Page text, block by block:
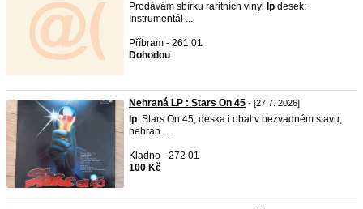
Prodávám sbírku raritních vinyl lp desek:
Instrumentál ...
Příbram - 261 01
Dohodou
Nehraná LP : Stars On 45 - [27.7. 2026]
lp: Stars On 45, deska i obal v bezvadném stavu,
nehran ...
Kladno - 272 01
100 Kč